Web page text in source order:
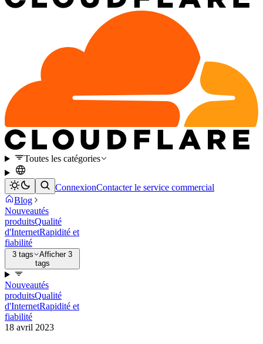
Toutes les catégories
ConnexionContacter le service commercial
Blog
Nouveautés
produitsQualité
d'InternetRapidité et
fiabilité
3 tags
Afficher 3
tags
Nouveautés
produitsQualité
d'InternetRapidité et
fiabilité
18 avril 2023